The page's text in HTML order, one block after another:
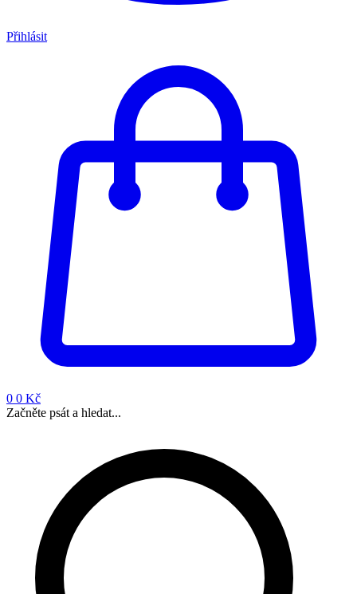
Přihlásit
0 0 Kč
Začněte psát a hledat...